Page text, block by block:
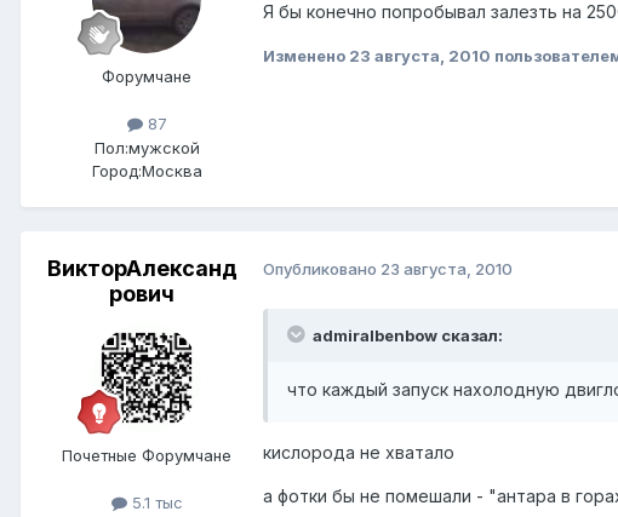
Форумчане
87
Пол:мужской
Город:Москва
Я бы конечно попробывал залезть на
Изменено 23 августа, 2010
ВикторАлександ
рович
Почетные Форумчане
5.1 тыс
Опубликовано 23 августа, 2010
admiralbenbow сказал:
что каждый запуск нахолодную
кислорода не хватало
а фотки бы не помешали - "антара в